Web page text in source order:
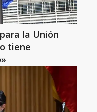
para la Unión
tiene